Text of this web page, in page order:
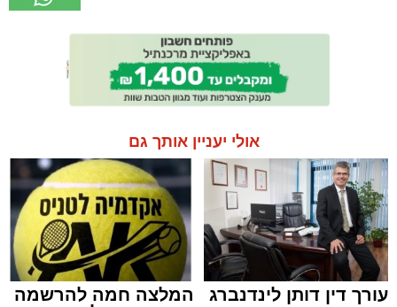
אולי יעניין אותך גם
עורך דין דותן לינדנברג
המלצה חמה להרשמה